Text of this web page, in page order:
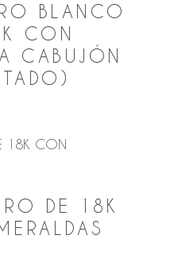
BLANCO
CON
CABUJÓN
DE 18K